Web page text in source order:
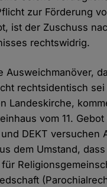
zur Förderung
ist der Zuschuss
rechtswidrig.
Ausweichmanöver,
rechtsidentisch
Landeskirche,
vom 11.
DEKT versuchen
dem Umstand, dass